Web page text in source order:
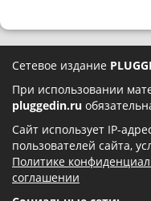
Сетевое издание
При использовании
pluggedin.ru
Сайт использует IP-
пользователей сайта,
Политике
соглашении